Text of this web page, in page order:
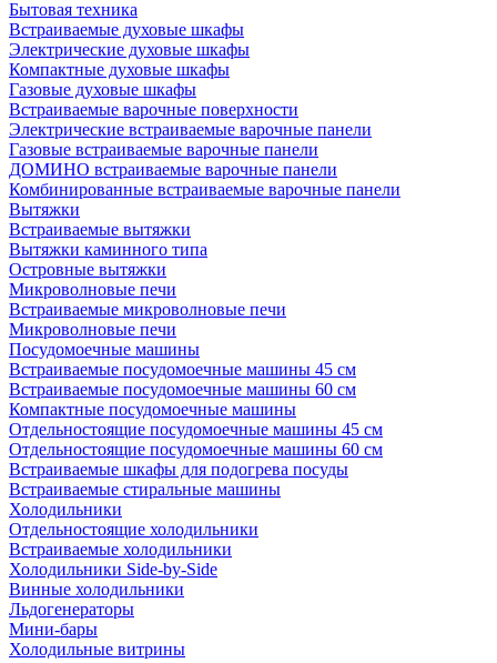
Бытовая техника
Встраиваемые духовые шкафы
Электрические духовые шкафы
Компактные духовые шкафы
Газовые духовые шкафы
Встраиваемые варочные поверхности
Электрические встраиваемые варочные панели
Газовые встраиваемые варочные панели
ДОМИНО встраиваемые варочные панели
Комбинированные встраиваемые варочные панели
Вытяжки
Встраиваемые вытяжки
Вытяжки каминного типа
Островные вытяжки
Микроволновые печи
Встраиваемые микроволновые печи
Микроволновые печи
Посудомоечные машины
Встраиваемые посудомоечные машины 45 см
Встраиваемые посудомоечные машины 60 см
Компактные посудомоечные машины
Отдельностоящие посудомоечные машины 45 см
Отдельностоящие посудомоечные машины 60 см
Встраиваемые шкафы для подогрева посуды
Встраиваемые стиральные машины
Холодильники
Отдельностоящие холодильники
Встраиваемые холодильники
Холодильники Side-by-Side
Винные холодильники
Льдогенераторы
Мини-бары
Холодильные витрины